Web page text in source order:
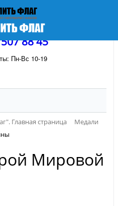
88 45
Пн-Вс 10-19
Главная страница
Медали
Мировой